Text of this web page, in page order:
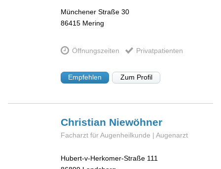
Münchener Straße 30
86415 Mering
Öffnungszeiten Privatpatienten
Empfehlen Zum Profil
Christian Niewöhner
Facharzt für Augenheilkunde | Augenarzt
Hubert-v-Herkomer-Straße 111